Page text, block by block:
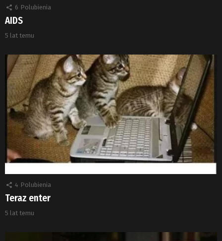
6 Polubienia
AIDS
5 lat temu
4 Polubienia
Teraz enter
5 lat temu